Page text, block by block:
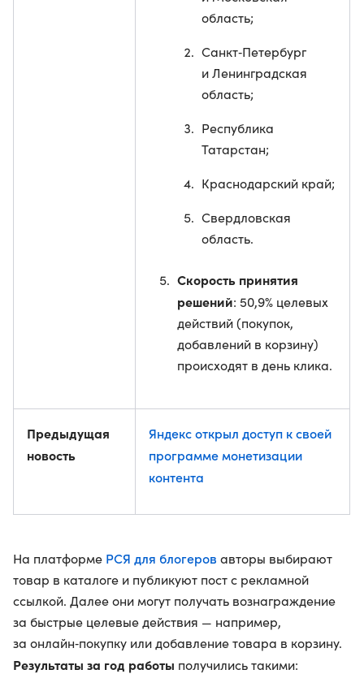
область;
Санкт‑Петербург
и Ленинградская
область;
Республика
Татарстан;
Краснодарский край;
Свердловская
область.
Скорость принятия
решений: 50,9% целевых
действий (покупок,
добавлений в корзину)
происходят в день клика.
Предыдущая
новость
Яндекс открыл доступ к своей
программе монетизации
контента
На платформе РСЯ для блогеров авторы выбирают
товар в каталоге и публикуют пост с рекламной
ссылкой. Далее они могут получать вознаграждение
за быстрые целевые действия — например,
за онлайн‑покупку или добавление товара в корзину.
Результаты за год работы получились такими: